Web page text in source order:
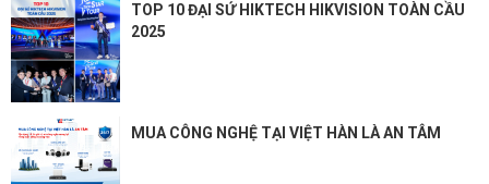
TOP 10 ĐẠI SỨ HIKTECH HIKVISION TOÀN CẦU
2025
MUA CÔNG NGHỆ TẠI VIỆT HÀN LÀ AN TÂM